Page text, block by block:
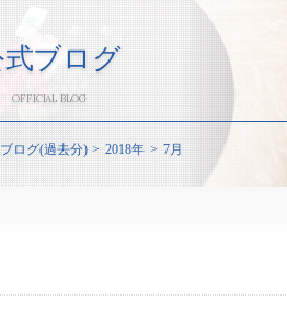
ブログ
OFFICIAL BLOG
ログ(過去分) 2018年 7月